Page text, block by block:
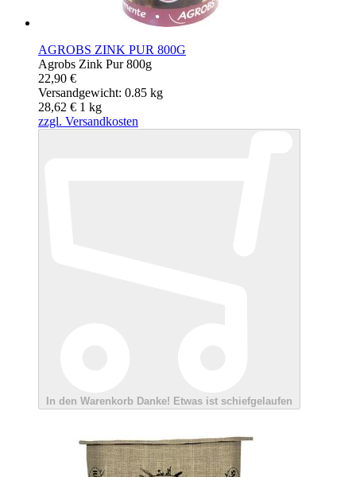
AGROBS ZINK PUR 800G
Agrobs Zink Pur 800g
22,90 €
Versandgewicht: 0.85 kg
28,62 € 1 kg
zzgl. Versandkosten
In den Warenkorb Danke! Etwas ist schiefgelaufen